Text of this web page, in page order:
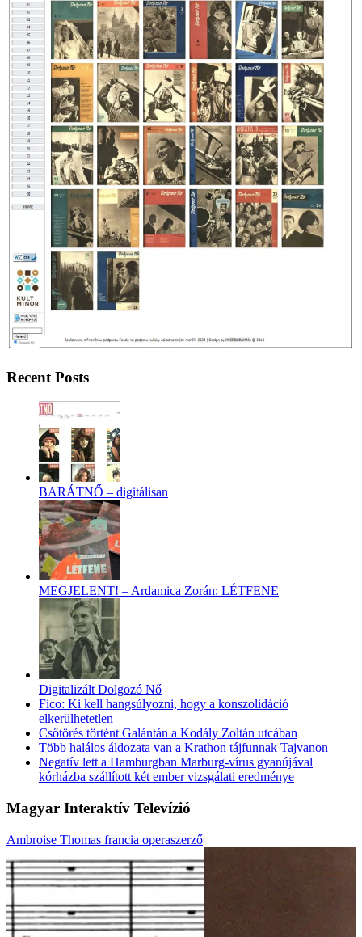
A nevem, e-mail címem, és weboldalcímem mentése a
böngészőben a következő hozzászólásomhoz.
Notify me of follow-up comments by email.
Notify me of new posts by email.
Current ye@r*
Digitalizálják a Dolgozó Nő egyes évfolyamait
Recent Posts
BARÁTNŐ – digitálisan
MEGJELENT! – Ardamica Zorán: LÉTFENE